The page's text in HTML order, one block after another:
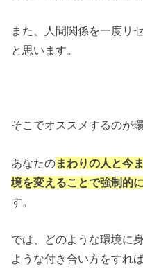
また、人間関係を一度リ
と思います。
そこでオススメするのが
あなたのまわりの人と今
境を変えることで強制的
す。
では、どのような環境に
ような付き合い方をすれ